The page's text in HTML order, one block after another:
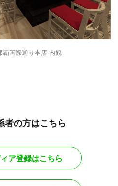
覇国際通り本店 内観
者の方はこちら
ア登録はこちら